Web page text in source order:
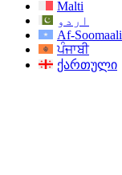
Malti
اردو
Af-Soomaali
ਪੰਜਾਬੀ
ქართული